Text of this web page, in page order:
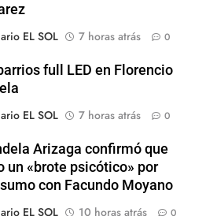
EL SOL
7 horas atrás 0
full LED en Florencio
EL SOL
7 horas atrás 0
Arizaga confirmó que
un «brote psicótico» por
con Facundo Moyano
EL SOL
10 horas atrás 0